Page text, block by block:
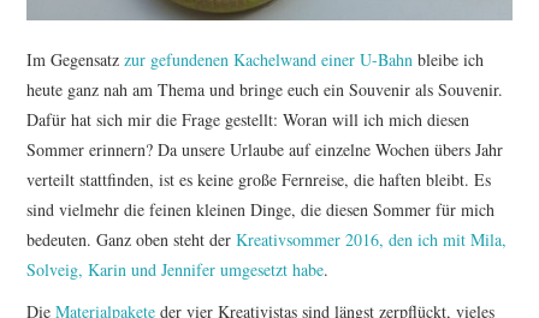
PAPIERLIEBE AM
MONTAG
IMPRESSUM
DATENSCHUTZ
Im Gegensatzzur gefundenen Kachelwand einer U-Bahn bleibe ich
heute ganz nah am Thema und bringe euch ein Souvenir als Souvenir.
Dafür hat sich mir die Frage gestellt: Woran will ich mich diesen
Sommer erinnern? Da unsere Urlaube auf einzelne Wochen übers Jahr
verteilt stattfinden, ist es keine große Fernreise, die haften bleibt. Es
sind vielmehr die feinen kleinen Dinge, die diesen Sommer für mich
bedeuten. Ganz oben steht derKreativsommer 2016, den ich mit Mila,
Solveig, Karin und Jennifer umgesetzt habe.
DieMaterialpaketeder vier Kreativistas sind längst zerpflückt, vieles